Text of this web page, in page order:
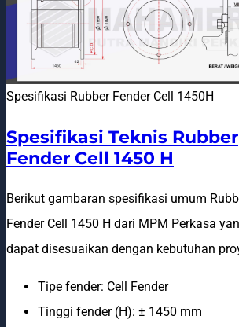
Spesifikasi Rubber Fender Cell 1450H
Spesifikasi Teknis Rubber
Fender Cell 1450 H
Berikut gambaran spesifikasi umum
Fender Cell 1450 H dari MPM Perkasa
dapat disesuaikan dengan kebutuhan
Tipe fender: Cell Fender
Tinggi fender (H): ± 1450 mm